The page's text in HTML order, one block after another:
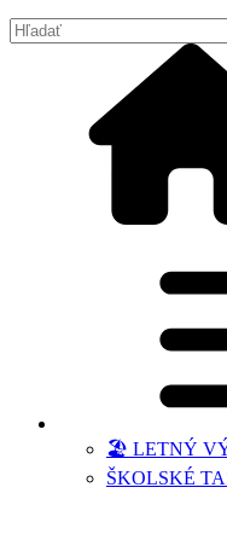
🏖️ LETNÝ
ŠKOLSKÉ